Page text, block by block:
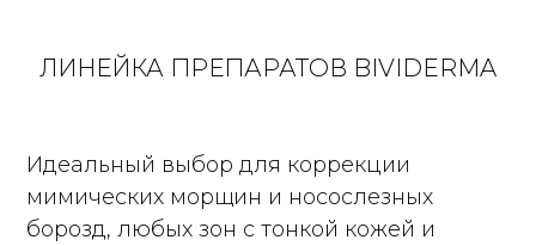
ЛИНЕЙКА ПРЕПАРАТОВ BIVIDERMA
Идеальный выбор для коррекции
мимических морщин и носослезных
борозд, любых зон с тонкой кожей и